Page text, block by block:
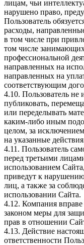
лицам, чьи
нарушено право,
Пользователь
расходы,
в том числе при
том числе
профессиональной
направленных на
направленных на
соответствующим
4.10. Пользователь не
публиковать,
или переделывать
каким-либо иным
целом, за
на указанные
4.11. Пользователь
перед третьими
использованием
приведут к
лиц, а также за
использовании Сайта.
4.12. Компания
законом меры для
прав в отношении
4.13. Действие
ответственности